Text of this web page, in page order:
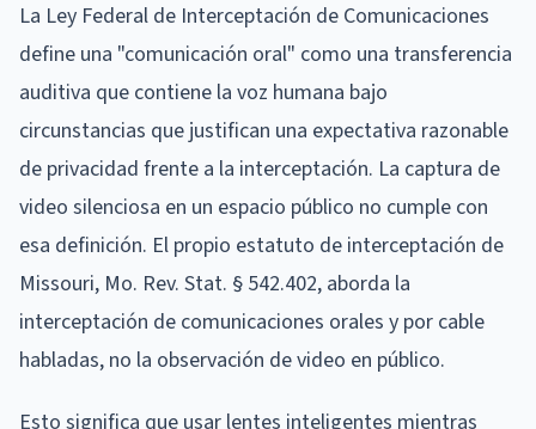
La Ley Federal de Interceptación de Comunicaciones
define una "comunicación oral" como una transferencia
auditiva que contiene la voz humana bajo
circunstancias que justifican una expectativa razonable
de privacidad frente a la interceptación. La captura de
video silenciosa en un espacio público no cumple con
esa definición. El propio estatuto de interceptación de
Missouri, Mo. Rev. Stat. § 542.402, aborda la
interceptación de comunicaciones orales y por cable
habladas, no la observación de video en público.
Esto significa que usar lentes inteligentes mientras